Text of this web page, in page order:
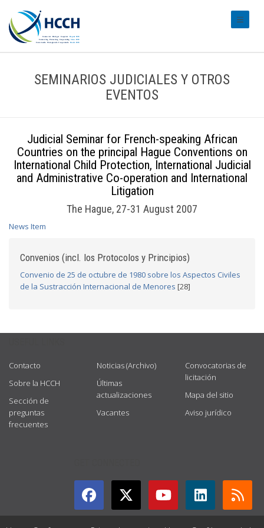
SEMINARIOS JUDICIALES Y OTROS
EVENTOS
Judicial Seminar for French-speaking African
Countries on the principal Hague Conventions on
International Child Protection, International Judicial
and Administrative Co-operation and International
Litigation
The Hague, 27-31 August 2007
News Item
Convenios (incl. los Protocolos y Principios)
Convenio de 25 de octubre de 1980 sobre los Aspectos Civiles
de la Sustracción Internacional de Menores [28]
Contacto
Sobre la HCCH
Sección de
preguntas
frecuentes
Noticias (Archivo)
Últimas
actualizaciones
Vacantes
Convocatorias de
licitación
Mapa del sitio
Aviso jurídico